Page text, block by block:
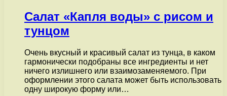
Салат «Капля воды» с рисом и
тунцом
Очень вкусный и красивый салат из тунца, в каком
гармонически подобраны все ингредиенты и нет
ничего излишнего или взаимозаменяемого. При
оформлении этого салата может быть использовать
одну широкую форму или…